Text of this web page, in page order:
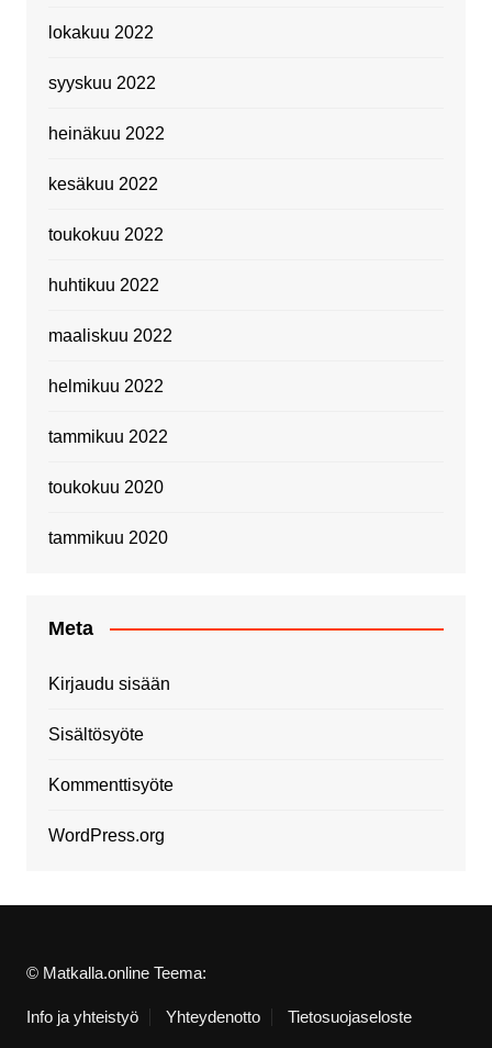
lokakuu 2022
syyskuu 2022
heinäkuu 2022
kesäkuu 2022
toukokuu 2022
huhtikuu 2022
maaliskuu 2022
helmikuu 2022
tammikuu 2022
toukokuu 2020
tammikuu 2020
Meta
Kirjaudu sisään
Sisältösyöte
Kommenttisyöte
WordPress.org
© Matkalla.online Teema:
Info ja yhteistyö Yhteydenotto Tietosuojaseloste